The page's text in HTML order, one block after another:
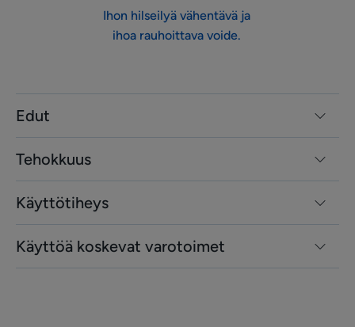
Ihon hilseilyä vähentävä ja
ihoa rauhoittava voide.
Edut
Tehokkuus
Käyttötiheys
Käyttöä koskevat varotoimet